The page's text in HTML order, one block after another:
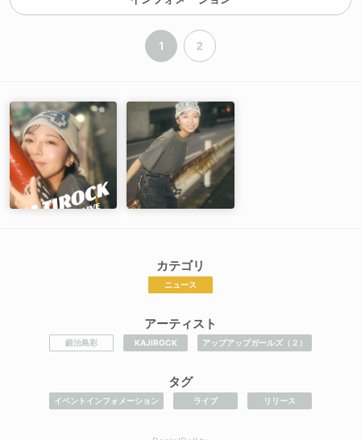
1 2
カテゴリ
ニュース
アーティスト
鍛治島彩 KAJIROCK アップアップガールズ（２）
タグ
イベントインフォメーション ライブ リリース